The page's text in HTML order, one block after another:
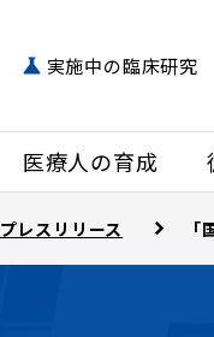
医療人の育成
実施中の臨床研究
プレスリリース